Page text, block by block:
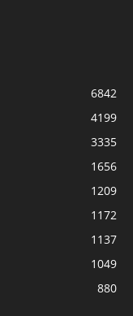
6842
4199
3335
1656
1209
1172
1137
1049
880